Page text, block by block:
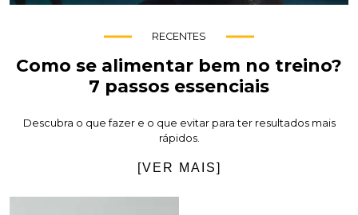
RECENTES
Como se alimentar bem no treino?
7 passos essenciais
Descubra o que fazer e o que evitar para ter resultados mais
rápidos.
[VER MAIS]